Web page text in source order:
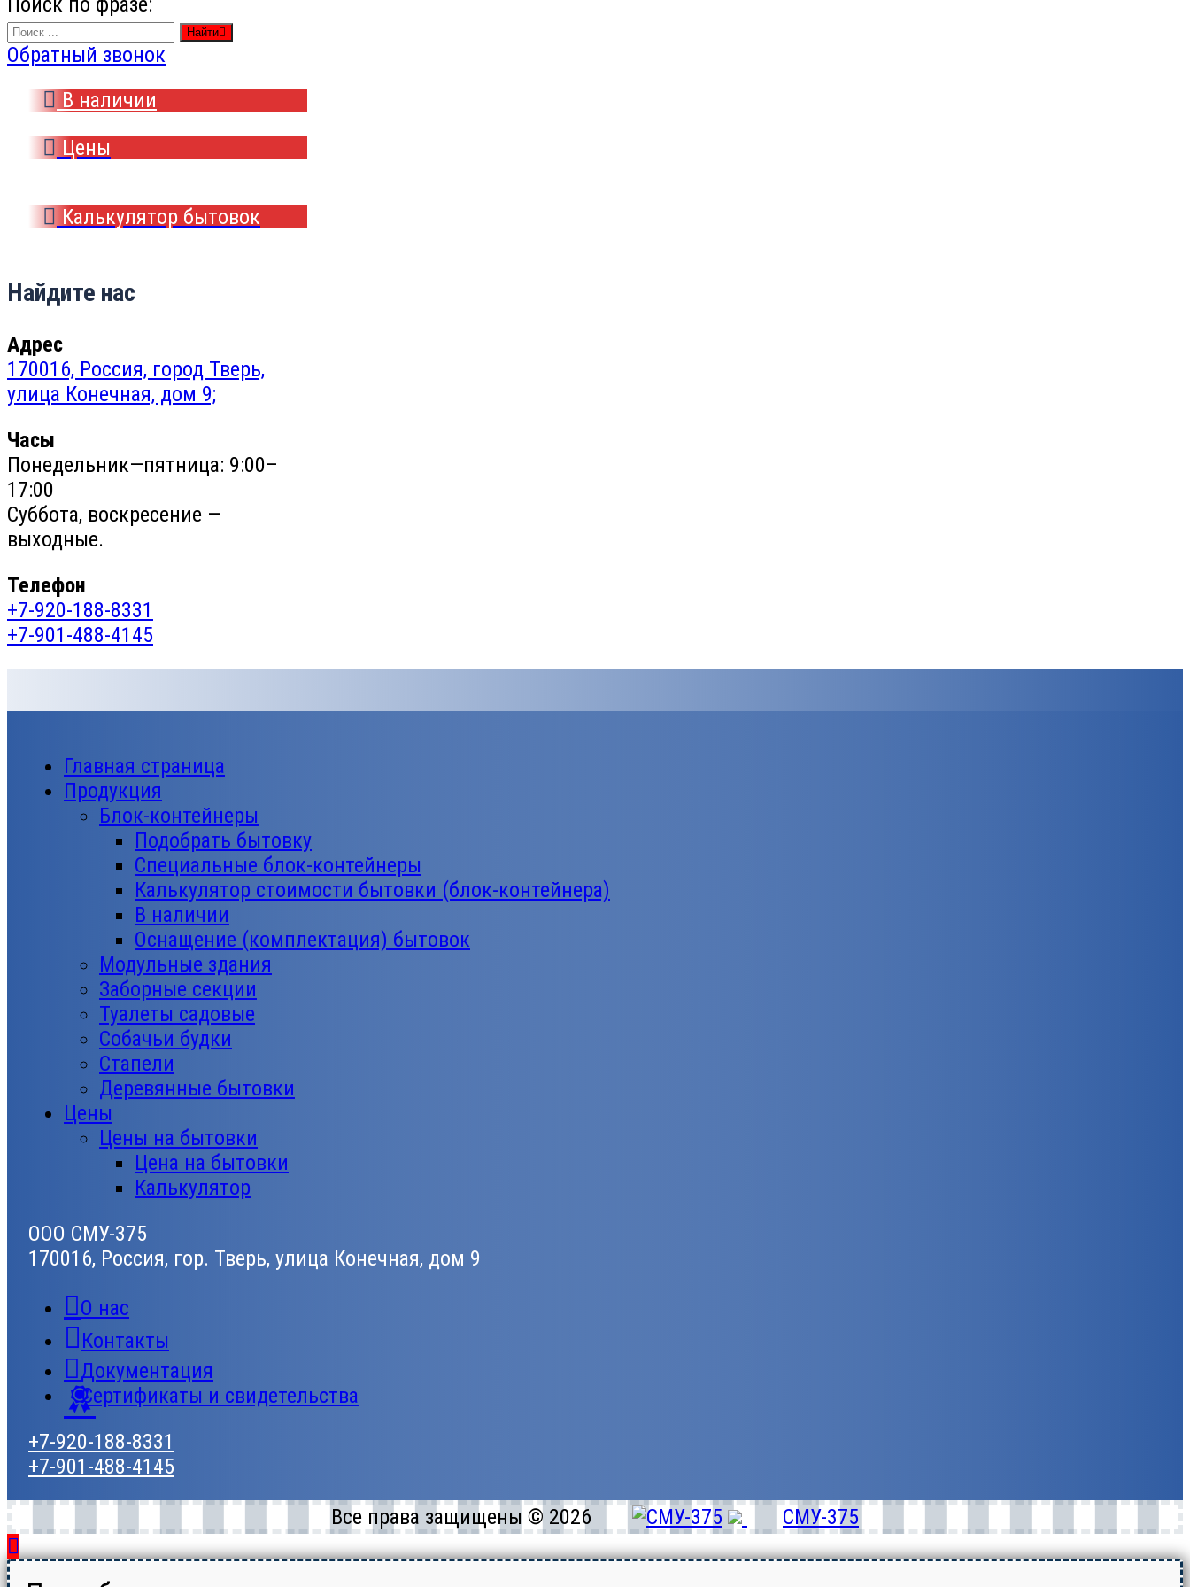
Найти
Обратный звонок
В наличии
Цены
Калькулятор бытовок
Найдите нас
Адрес
170016, Россия, город Тверь,
улица Конечная, дом 9;
Часы
Понедельник—пятница: 9:00–
17:00
Суббота, воскресение —
выходные.
Телефон
+7-920-188-8331
+7-901-488-4145
Главная страница
Продукция
Блок-контейнеры
Подобрать бытовку
Специальные блок-контейнеры
Калькулятор стоимости бытовки (блок-контейнера)
В наличии
Оснащение (комплектация) бытовок
Модульные здания
Заборные секции
Туалеты садовые
Собачьи будки
Стапели
Деревянные бытовки
Цены
Цены на бытовки
Цена на бытовки
Калькулятор
ООО СМУ-375
170016, Россия, гор. Тверь, улица Конечная, дом 9
О нас
Контакты
Документация
Сертификаты и свидетельства
+7-920-188-8331
+7-901-488-4145
Все права защищены © 2026 СМУ-375